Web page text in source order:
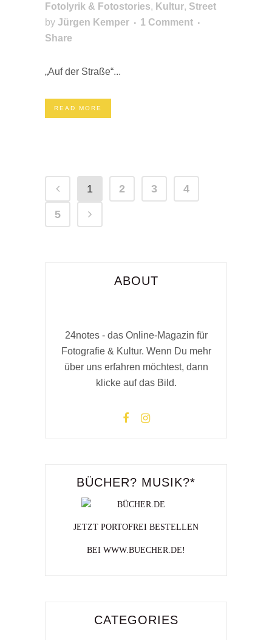
Fotolyrik & Fotostories, Kultur, Street
by Jürgen Kemper
1 Comment
Share
„Auf der Straße“...
READ MORE
1 2 3 4
5
ABOUT
24notes - das Online-Magazin für
Fotografie & Kultur. Wenn Du mehr
über uns erfahren möchtest, dann
klicke auf das Bild.
BÜCHER? MUSIK?*
JETZT PORTOFREI BESTELLEN
BEI WWW.BUECHER.DE!
CATEGORIES